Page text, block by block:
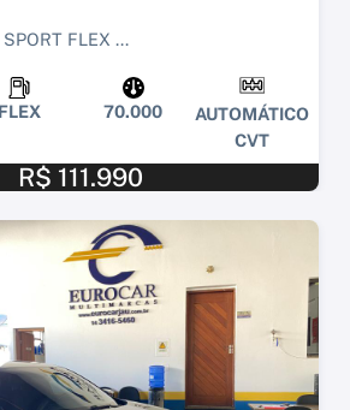
FLEX ...
FLEX 70.000
AUTOMÁTICO
CVT
R$ 111.990